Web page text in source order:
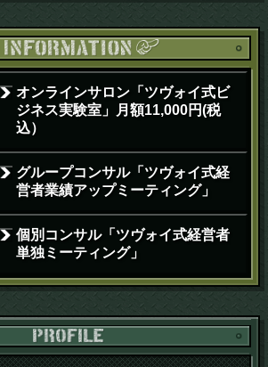
オンラインサロン「ツヴォイ式ビ
ジネス実験室」月額11,000円(税
込）
グループコンサル「ツヴォイ式経
営者業績アップミーティング」
個別コンサル「ツヴォイ式経営者
単独ミーティング」